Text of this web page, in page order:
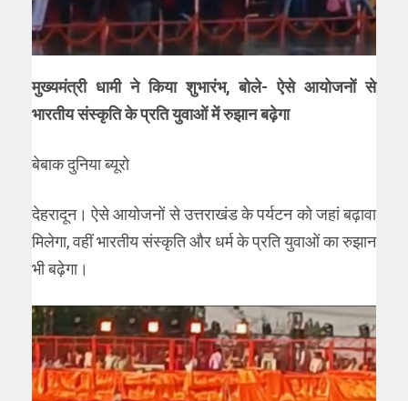
मुख्यमंत्री धामी ने किया शुभारंभ, बोले- ऐसे आयोजनों से
भारतीय संस्कृति के प्रति युवाओं में रुझान बढ़ेगा
बेबाक दुनिया ब्यूरो
देहरादून। ऐसे आयोजनों से उत्तराखंड के पर्यटन को जहां बढ़ावा
मिलेगा, वहीं भारतीय संस्कृति और धर्म के प्रति युवाओं का रुझान
भी बढ़ेगा।